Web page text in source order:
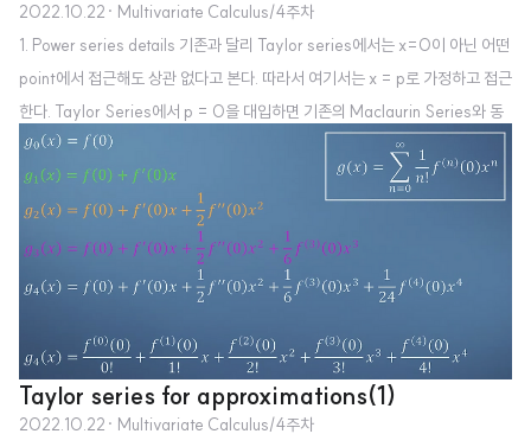
2022.10.22 · Multivariate Calculus/4주차
1. Power series details 기존과 달리 Taylor series에서는 x=0이 아닌 어떤
point에서 접근해도 상관 없다고 본다. 따라서 여기서는 x = p로 가정하고 접근
한다. Taylor Series에서 p = 0을 대입하면 기존의 Maclaurin Series와 동
일해지는 것을 확인할 수 있다. 위에 정리된 식처럼 만약 2차식을 미분하게 되면
미분 과정에서 계수 때문에 2!이 분모가 될 것임을 짐작 가능하다. 이 과정을 일
반화한 것이 Taylor Series가 된다. 2. Applyting the Taylor series (Quiz)
여러 f(x)에 대해 x = 0(Maclaurin) 또는 x = p(Taylor) 의 근사 함수를 구
하는 문제가 출제된다. 이를 위해서 분수함수의 미..
Taylor series for approximations(1)
2022.10.22 · Multivariate Calculus/4주차